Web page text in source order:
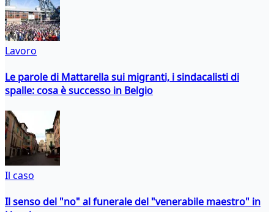
Lavoro
Le parole di Mattarella sui migranti, i sindacalisti di
spalle: cosa è successo in Belgio
Il caso
Il senso del "no" al funerale del "venerabile maestro" in